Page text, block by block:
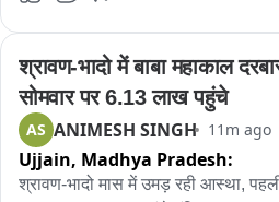
को लेकर कड़े निर्देश दिए हैं।
लगातार हो रहे सड़क हादसों को देखते हुए
की जड़ तक पहुंचकर कार्रवाई में जुट गई है।
के निर्देश पर जहां पुलिस लाइन चुर्क में
उच्चस्तरीय समीक्षा बैठक आयोजित की
श्रावण-भादो में बाबा महाकाल
सोमवार पर 6.13 लाख पहुंचे
AS ANIMESH SINGH 11m ago
Ujjain, Madhya Pradesh:
श्रावण-भादो मास में उमड़ रही आस्था,